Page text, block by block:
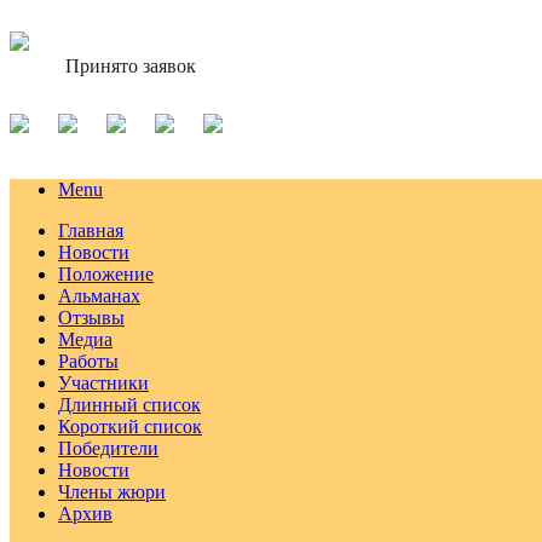
Принято заявок
Menu
Главная
Новости
Положение
Альманах
Отзывы
Медиа
Работы
Участники
Длинный список
Короткий список
Победители
Новости
Члены жюри
Архив